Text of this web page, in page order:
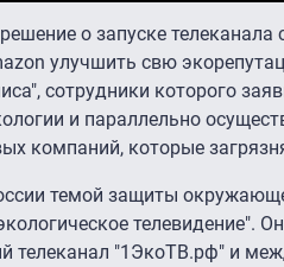
о запуске
улучшить свю
сотрудники которого
и параллельно
компаний, которые
темой защиты
телевидение".
телеканал "1ЭкоТВ.рф" и